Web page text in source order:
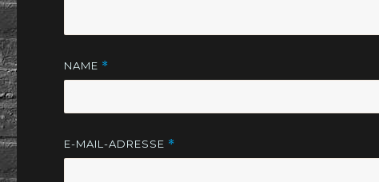
NAME *
E-MAIL-ADRESSE *